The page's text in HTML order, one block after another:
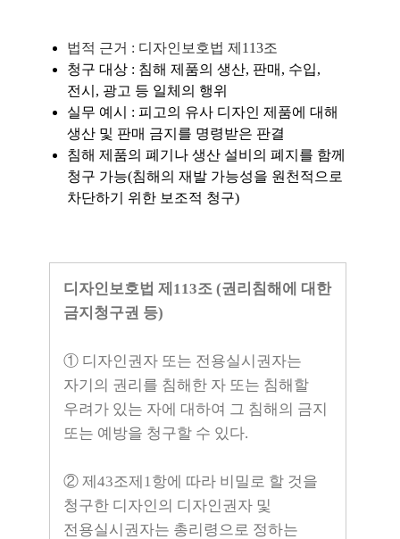
법적 근거 : 디자인보호법 제113조
청구 대상 : 침해 제품의 생산, 판매, 수입,
전시, 광고 등 일체의 행위
실무 예시 : 피고의 유사 디자인 제품에 대해
생산 및 판매 금지를 명령받은 판결
침해 제품의 폐기나 생산 설비의 폐지를 함께
청구 가능(침해의 재발 가능성을 원천적으로
차단하기 위한 보조적 청구)
디자인보호법 제113조 (권리침해에 대한
금지청구권 등)
① 디자인권자 또는 전용실시권자는
자기의 권리를 침해한 자 또는 침해할
우려가 있는 자에 대하여 그 침해의 금지
또는 예방을 청구할 수 있다.
② 제43조제1항에 따라 비밀로 할 것을
청구한 디자인의 디자인권자 및
전용실시권자는 총리령으로 정하는